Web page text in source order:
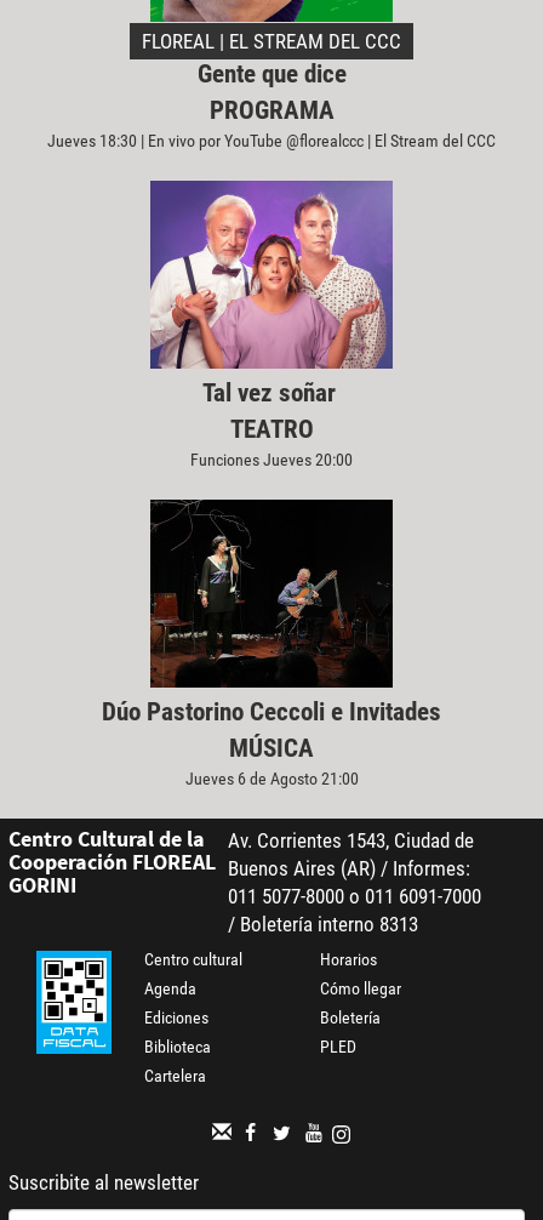
FLOREAL | EL STREAM DEL CCC
Gente que dice
PROGRAMA
Jueves 18:30 | En vivo por YouTube @florealccc | El Stream del CCC
Tal vez soñar
TEATRO
Funciones Jueves 20:00
Dúo Pastorino Ceccoli e Invitades
MÚSICA
Jueves 6 de Agosto 21:00
Centro Cultural de la
Cooperación FLOREAL
GORINI
Av. Corrientes 1543, Ciudad de
Buenos Aires (AR) / Informes:
011 5077-8000 o 011 6091-7000
/ Boletería interno 8313
Centro cultural
Agenda
Ediciones
Biblioteca
Cartelera
Horarios
Cómo llegar
Boletería
PLED
Suscribite al newsletter